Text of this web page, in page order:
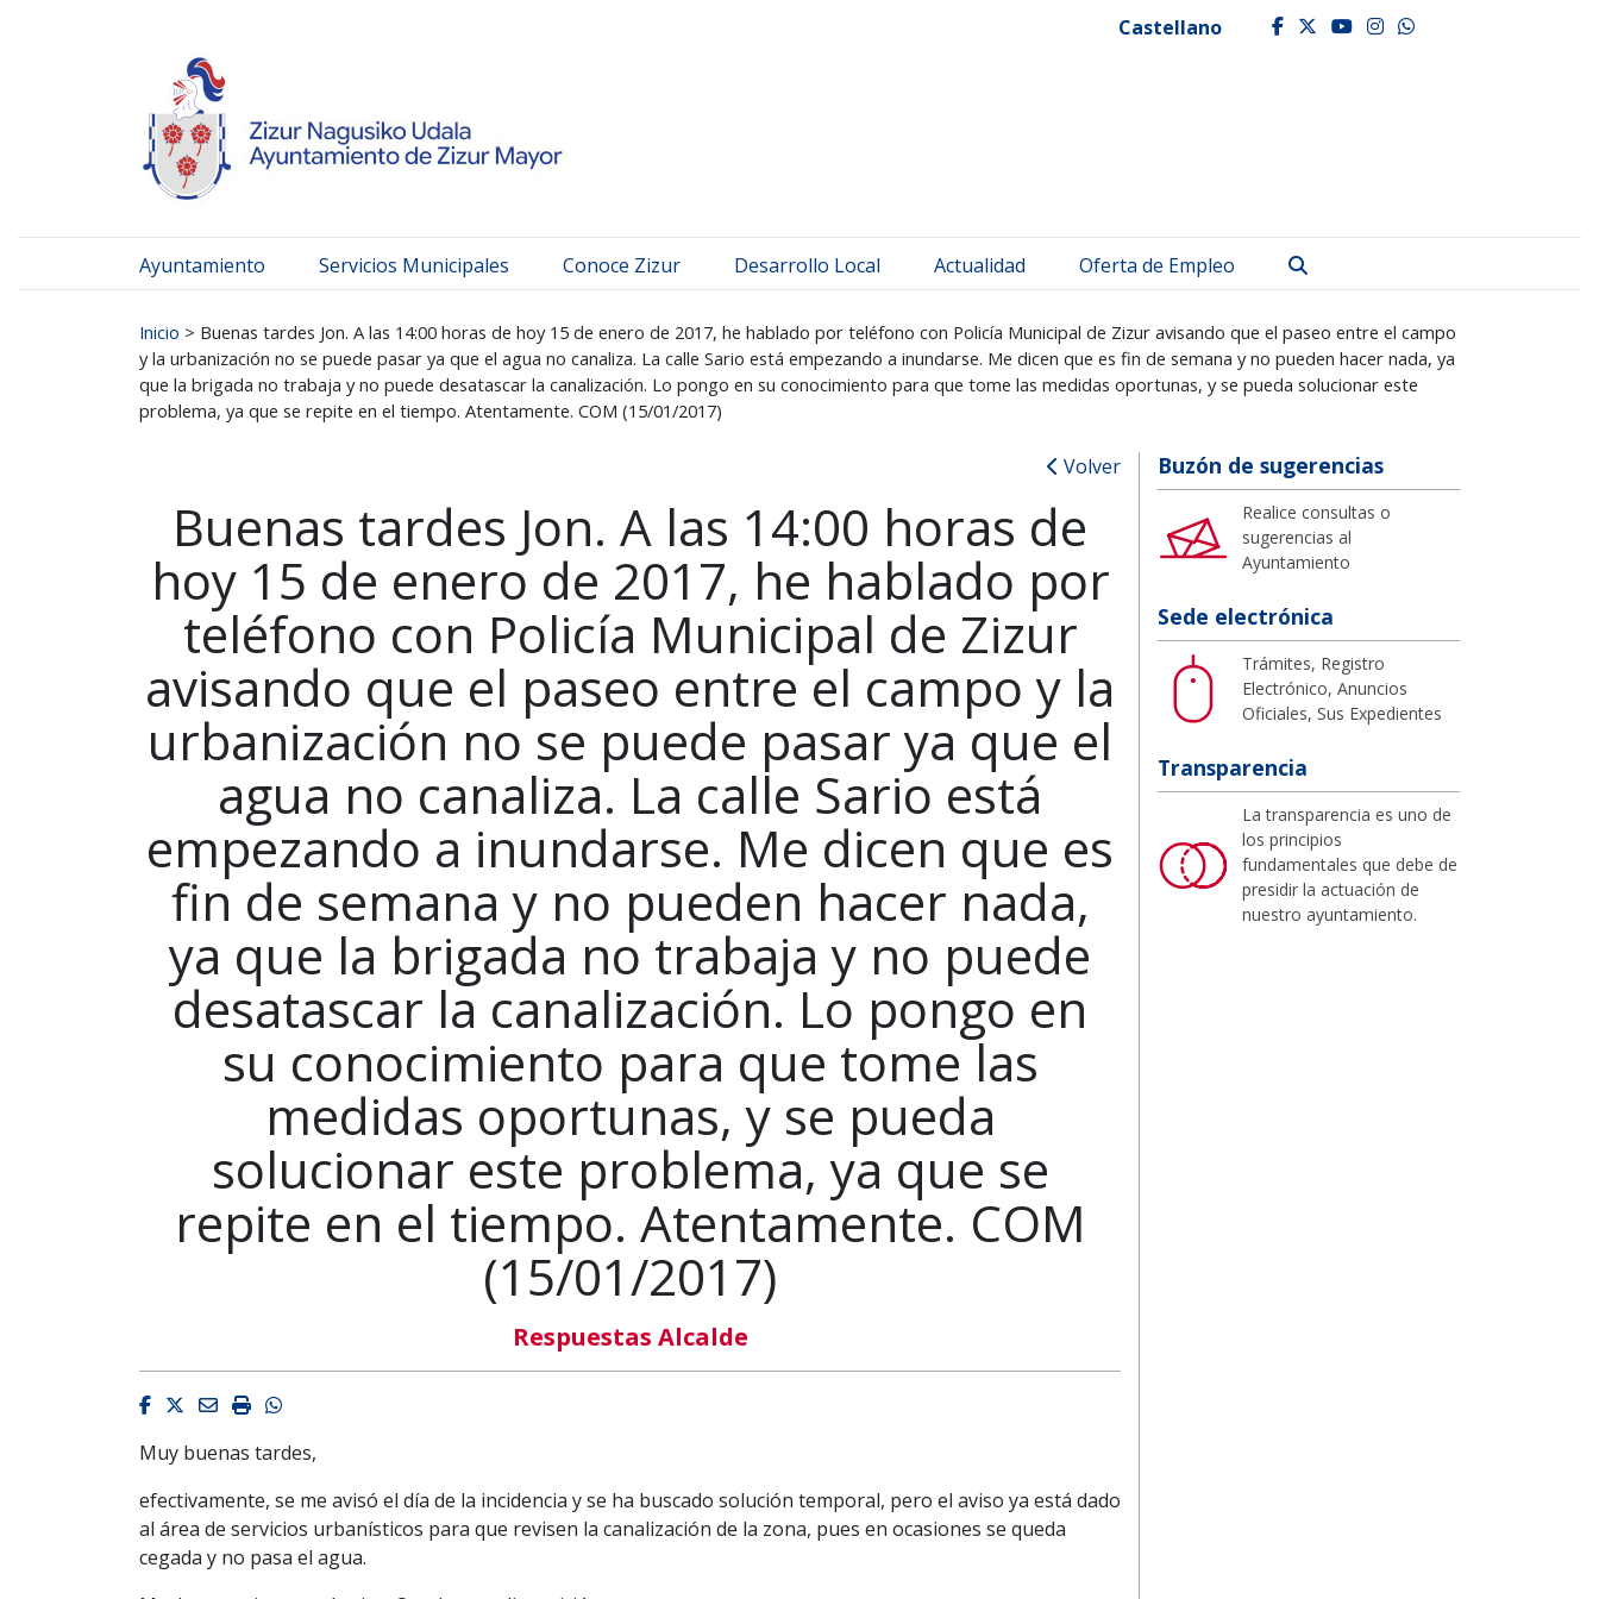
Castellano facebook
twitter
youtube
instagram
whatsapp
Ayuntamiento Servicios Municipales Conoce Zizur Desarrollo Local Actualidad Oferta de Empleo
Inicio > Buenas tardes Jon. A las 14:00 horas de hoy 15 de enero de 2017, he hablado por teléfono con Policía Municipal de Zizur avisando que el paseo entre el campo
y la urbanización no se puede pasar ya que el agua no canaliza. La calle Sario está empezando a inundarse. Me dicen que es fin de semana y no pueden hacer nada, ya
que la brigada no trabaja y no puede desatascar la canalización. Lo pongo en su conocimiento para que tome las medidas oportunas, y se pueda solucionar este
problema, ya que se repite en el tiempo. Atentamente. COM (15/01/2017)
Volver
Buenas tardes Jon. A las 14:00 horas de
hoy 15 de enero de 2017, he hablado por
teléfono con Policía Municipal de Zizur
avisando que el paseo entre el campo y la
urbanización no se puede pasar ya que el
agua no canaliza. La calle Sario está
empezando a inundarse. Me dicen que es
fin de semana y no pueden hacer nada,
ya que la brigada no trabaja y no puede
desatascar la canalización. Lo pongo en
su conocimiento para que tome las
medidas oportunas, y se pueda
solucionar este problema, ya que se
repite en el tiempo. Atentamente. COM
(15/01/2017)
Respuestas Alcalde
Facebook
Twitter
EmailImprimirWhatsapp
Muy buenas tardes,
efectivamente, se me avisó el día de la incidencia y se ha buscado solución temporal, pero el aviso ya está dado
al área de servicios urbanísticos para que revisen la canalización de la zona, pues en ocasiones se queda
cegada y no pasa el agua.
Buzón de sugerencias
Realice consultas o
sugerencias al
Ayuntamiento
Sede electrónica
Trámites, Registro
Electrónico, Anuncios
Oficiales, Sus Expedientes
Transparencia
La transparencia es uno de
los principios
fundamentales que debe de
presidir la actuación de
nuestro ayuntamiento.